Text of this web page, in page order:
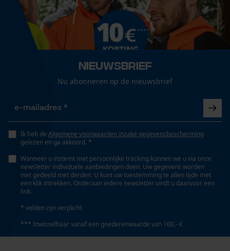
Nieuwsbrief
Nu abonneren op de nieuwsbrief
Ik heb de Algemene voorwaarden inzake gegevensbescherming
gelezen en ga akkoord. *
Wanneer u instemt met persoonlijke tracking kunnen we u via onze
newsletter individuele aanbiedingen doen. Uw gegevens worden
niet gedeeld met derden. U kunt uw toestemming te allen tijde met
een klik intrekken. Onderaan iedere newsletter vindt u daarvoor een
link.
* velden zijn verplicht
*** Inwisselbaar vanaf een goederenwaarde van 100,- €
Google Global Site Tag
Microsoft Advertising Universal
Event Tracking